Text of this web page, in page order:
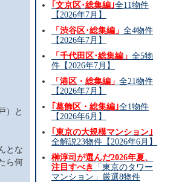
）と
とな
ら何
｢文京区･総集編｣全11物件
【2026年7月】
「渋谷区･総集編」 全4物件
【2026年7月】
「千代田区･総集編」 全5物
件【2026年7月】
「港区・総集編」 全21物件
【2026年7月】
｢葛飾区・総集編｣全1物件
【2026年6月】
｢東京の大規模マンション｣
全解説23物件【2026年6月】
榊淳司が選んだ2026年夏、
注目すべき
「東京のタワー
マンション」厳選8物件